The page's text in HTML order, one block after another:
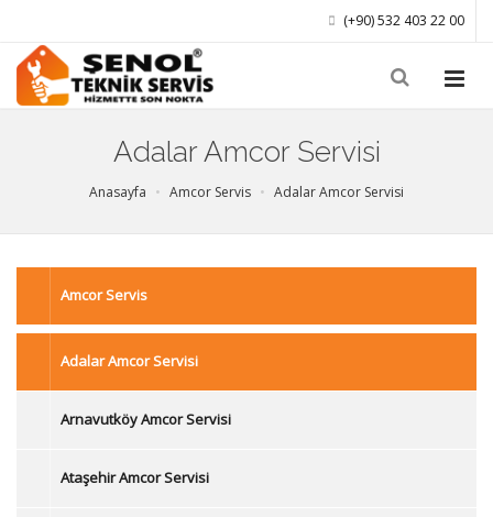
(+90) 532 403 22 00
Adalar Amcor Servisi
Anasayfa Amcor Servis Adalar Amcor Servisi
Amcor Servis
Adalar Amcor Servisi
Arnavutköy Amcor Servisi
Ataşehir Amcor Servisi